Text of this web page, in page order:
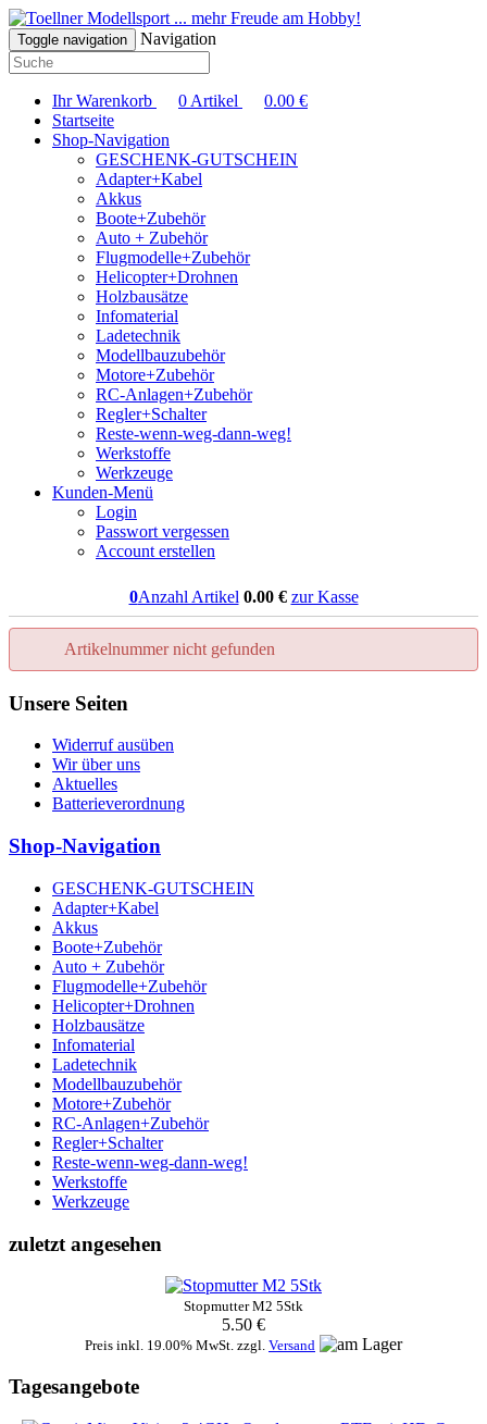
... mehr Freude am Hobby!
Toggle navigation Navigation
Ihr Warenkorb 0 Artikel 0.00 €
Startseite
Shop-Navigation
GESCHENK-GUTSCHEIN
Adapter+Kabel
Akkus
Boote+Zubehör
Auto + Zubehör
Flugmodelle+Zubehör
Helicopter+Drohnen
Holzbausätze
Infomaterial
Ladetechnik
Modellbauzubehör
Motore+Zubehör
RC-Anlagen+Zubehör
Regler+Schalter
Reste-wenn-weg-dann-weg!
Werkstoffe
Werkzeuge
Kunden-Menü
Login
Passwort vergessen
Account erstellen
0Anzahl Artikel 0.00€ zur Kasse
Artikelnummer nicht gefunden
Unsere Seiten
Widerruf ausüben
Wir über uns
Aktuelles
Batterieverordnung
Shop-Navigation
GESCHENK-GUTSCHEIN
Adapter+Kabel
Akkus
Boote+Zubehör
Auto + Zubehör
Flugmodelle+Zubehör
Helicopter+Drohnen
Holzbausätze
Infomaterial
Ladetechnik
Modellbauzubehör
Motore+Zubehör
RC-Anlagen+Zubehör
Regler+Schalter
Reste-wenn-weg-dann-weg!
Werkstoffe
Werkzeuge
zuletzt angesehen
Stopmutter M2 5Stk
5.50 €
Preis inkl. 19.00% MwSt. zzgl. Versand
Tagesangebote